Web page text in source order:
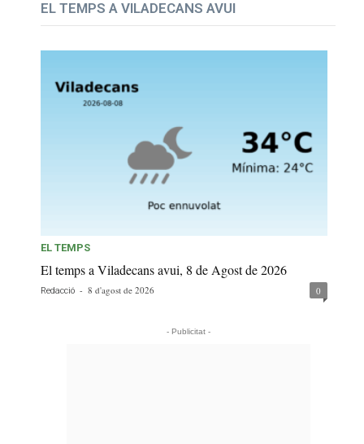
EL TEMPS A VILADECANS AVUI
EL TEMPS
El temps a Viladecans avui, 8 de Agost de 2026
Redacció - 8 d'agost de 2026 0
- Publicitat -